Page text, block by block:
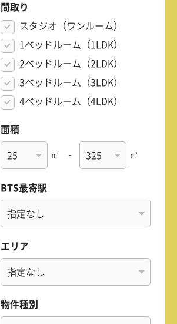
間取り
スタジオ（ワンルーム）
1ベッドルーム（1LDK）
2ベッドルーム（2LDK）
3ベッドルーム（3LDK）
4ベッドルーム（4LDK）
面積
㎡ - ㎡
BTS最寄駅
エリア
物件種別